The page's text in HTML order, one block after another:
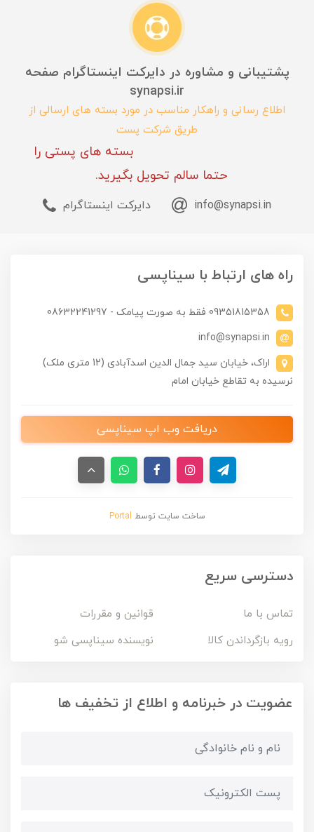
پشتیبانی و مشاوره در دایرکت اینستاگرام صفحه
synapsi.ir
اطلاع رسانی و راهکار مناسب در مورد بسته های ارسالی از
طریق شرکت پست
بسته های پستی را
حتما سالم تحویل بگیرید.
info@synapsi.in دایرکت اینستاگرام
راه های ارتباط با سیناپسی
09351815358 فقط به صورت پیامک - 08632241297
info@synapsi.in
اراک، خیابان سید جمال الدین اسدآبادی (12 متری ملک)
نرسیده به تقاطع خیابان امام
دریافت وب اپ سیناپسی
ساخت سایت توسط Portal
دسترسی سریع
تماس با ما
قوانین و مقررات
رویه بازگرداندن کالا
نویسنده سیناپسی شو
عضویت در خبرنامه و اطلاع از تخفیف ها